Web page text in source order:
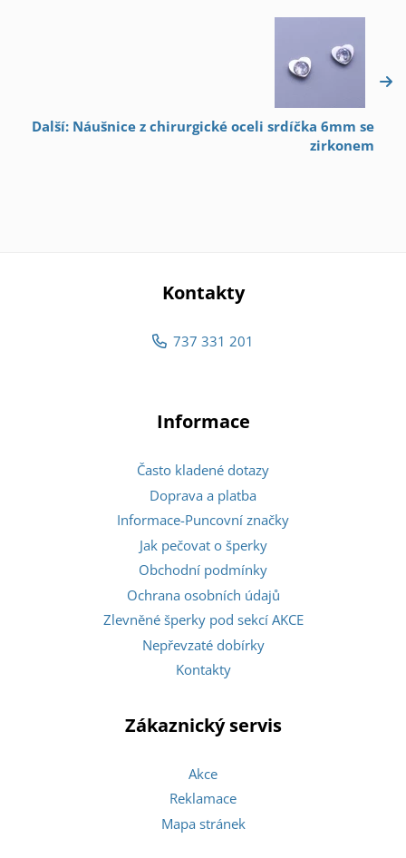
Další: Náušnice z chirurgické oceli srdíčka 6mm se
zirkonem
Kontakty
737 331 201
Informace
Často kladené dotazy
Doprava a platba
Informace-Puncovní značky
Jak pečovat o šperky
Obchodní podmínky
Ochrana osobních údajů
Zlevněné šperky pod sekcí AKCE
Nepřevzaté dobírky
Kontakty
Zákaznický servis
Akce
Reklamace
Mapa stránek